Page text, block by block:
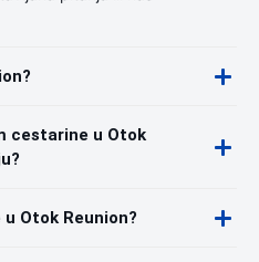
cestarine u Otok
Otok Reunion?